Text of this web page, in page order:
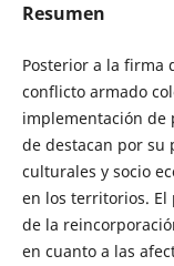
Resumen
Posterior a la firma
conflicto armado
implementación de
de destacan por su
culturales y socio
en los territorios. El
de la
en cuanto a las